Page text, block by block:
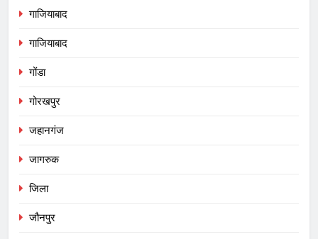
गाजियाबाद
गाजियाबाद
गोंडा
गोरखपुर
जहानगंज
जागरुक
जिला
जौनपुर